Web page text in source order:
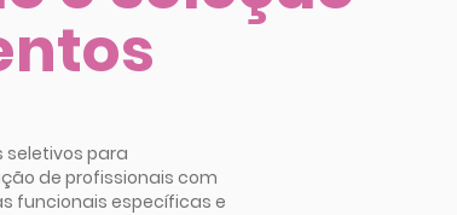
seletivos para
de profissionais com
funcionais específicas e